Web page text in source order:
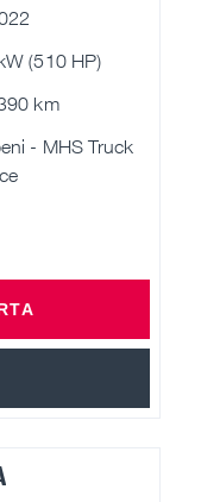
(510 HP)
km
- MHS Truck